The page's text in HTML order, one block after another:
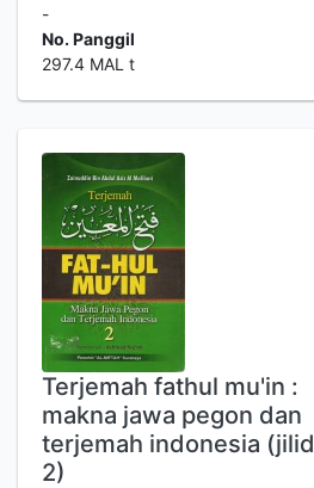
-
No. Panggil
297.4 MAL t
Terjemah fathul mu'in :
makna jawa pegon dan
terjemah indonesia (jilid
2)